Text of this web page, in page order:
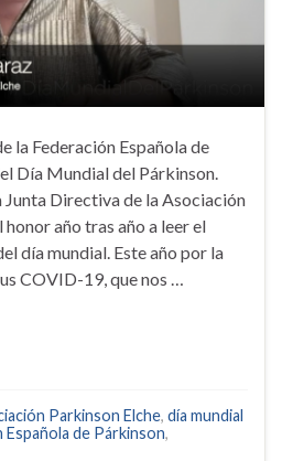
la Federación Española de
Día Mundial del Párkinson.
Junta Directiva de la Asociación
año tras año a leer el
día mundial. Este año por la
COVID-19, que nos …
Parkinson Elche, día mundial
Española de Párkinson,